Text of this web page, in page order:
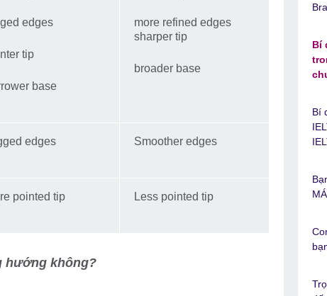
edges
tip
base
more refined edges
sharper tip
broader base
edges Smoother edges
pointed tip Less pointed tip
hướng không?
Bí
Bí